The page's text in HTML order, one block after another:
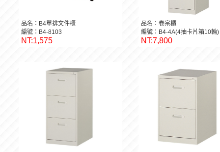
品名：B4單排文件櫃
編號：B4-8103
NT:1,575
品名：卷宗櫃
編號：B4-4A(4抽卡片箱10輪)
NT:7,800